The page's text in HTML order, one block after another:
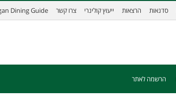
סדנאות הרצאות ייעוץ קולינרי צרו קשר Dining Guide
הרשמה לאתר